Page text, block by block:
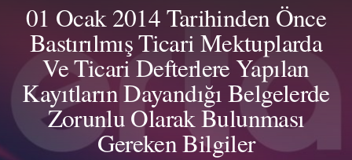
01 Ocak 2014 Tarihinden Önce
Bastırılmış Ticari Mektuplarda
Ve Ticari Defterlere Yapılan
Kayıtların Dayandığı Belgelerde
Zorunlu Olarak Bulunması
Gereken Bilgiler